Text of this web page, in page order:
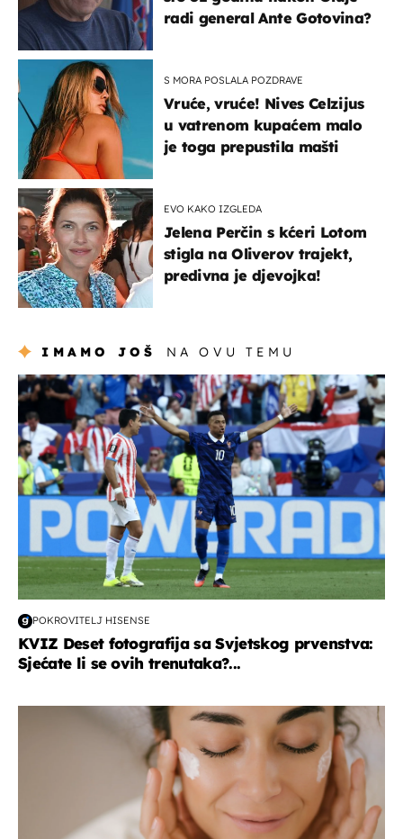
radi general Ante Gotovina?
S MORA POSLALA POZDRAVE
Vruće, vruće! Nives Celzijus
u vatrenom kupaćem malo
je toga prepustila mašti
EVO KAKO IZGLEDA
Jelena Perčin s kćeri Lotom
stigla na Oliverov trajekt,
predivna je djevojka!
IMAMO JOŠ NA OVU TEMU
svjetsko prvenstvo 2026
POKROVITELJ HISENSE
KVIZ Deset fotografija sa Svjetskog prvenstva:
Sjećate li se ovih trenutaka?...
moda & ljepota